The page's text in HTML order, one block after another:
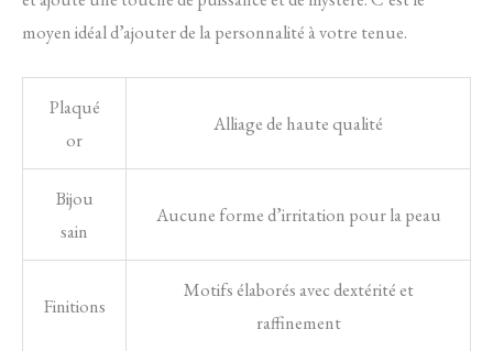
moyen idéal d’ajouter de la personnalité à votre tenue.
Plaqué
or
Alliage de haute qualité
Bijou
sain
Aucune forme d’irritation pour la peau
Finitions
Motifs élaborés avec dextérité et
raffinement